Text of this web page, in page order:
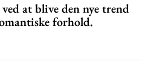
at blive den nye trend
forhold.